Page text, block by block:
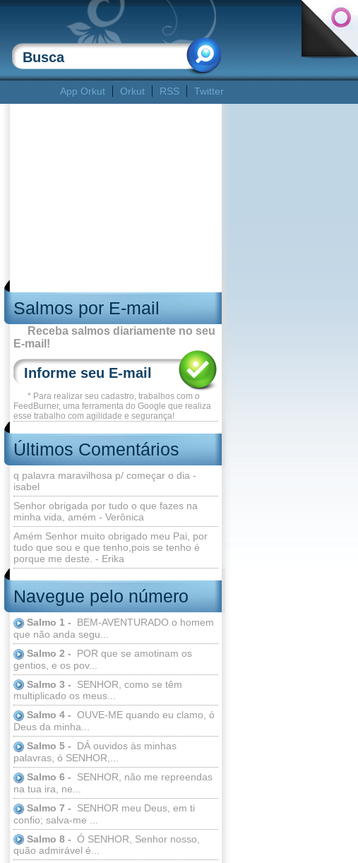
App Orkut Orkut RSS Twitter
Salmos por E-mail
Receba salmos diariamente no seu
E-mail!
* Para realizar seu cadastro, trabalhos com o
FeedBurner, uma ferramenta do Google que realiza
esse trabalho com agilidade e segurança!
Últimos Comentários
q palavra maravilhosa p/ começar o dia -
isabel
Senhor obrigada por tudo o que fazes na
minha vida, amém - Verônica
Amém Senhor muito obrigado meu Pai, por
tudo que sou e que tenho,pois se tenho é
porque me deste. - Erika
Navegue pelo número
Salmo 1 -
BEM-AVENTURADO o homem
que não anda segu...
Salmo 2 -
POR que se amotinam os
gentios, e os pov...
Salmo 3 -
SENHOR, como se têm
multiplicado os meus...
Salmo 4 - OUVE-ME quando eu clamo, ó
Deus da minha...
Salmo 5 -
DÁ ouvidos às minhas
palavras, ó SENHOR,...
Salmo 6 -
SENHOR, não me repreendas
na tua ira, ne...
Salmo 7 -
SENHOR meu Deus, em ti
confio; salva-me ...
Salmo 8 - Ó SENHOR, Senhor nosso,
quão admirável é...